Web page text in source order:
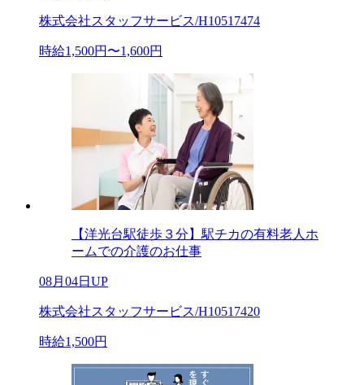
株式会社スタッフサービス/H10517474
時給1,500円〜1,600円
【洋光台駅徒歩３分】駅チカの有料老人ホ
ームでの介護のお仕事
08月04日UP
株式会社スタッフサービス/H10517420
時給1,500円